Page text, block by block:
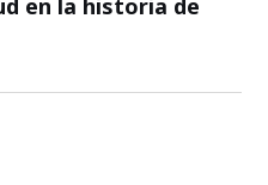
en la historia de